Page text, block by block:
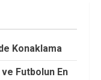
Konaklama
Futbolun En